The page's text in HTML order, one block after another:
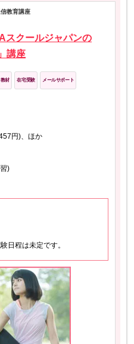
教育講座
スクールジャパンの
講座
材 在宅受験 メールサポート
円)、ほか
)
日程は未定です。